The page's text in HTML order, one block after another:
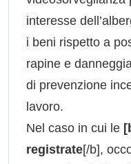
interesse
i beni rispetto a
rapine e
di prevenzione
lavoro.
Nel caso in cui le
registrate[/b],